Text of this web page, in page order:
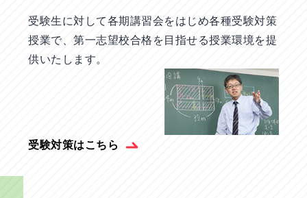
受験生に対して各期講習会をはじめ各種受験対策
授業で、第一志望校合格を目指せる授業環境を提
供いたします。
受験対策はこちら